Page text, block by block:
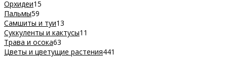
Орхидеи15
Пальмы59
Самшиты и туи13
Суккуленты и кактусы11
Трава и осока63
Цветы и цветущие растения441